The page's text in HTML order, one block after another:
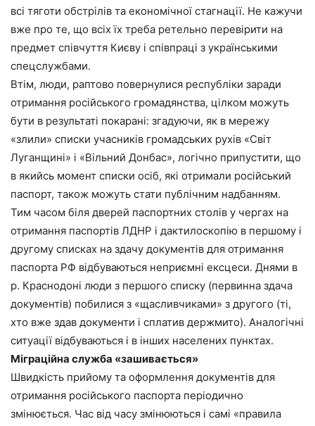
всі тяготи обстрілів та економічної стагнації. Не кажучи
вже про те, що всіх їх треба ретельно перевірити на
предмет співчуття Києву і співпраці з українськими
спецслужбами.
Втім, люди, раптово повернулися республіки заради
отримання російського громадянства, цілком можуть
бути в результаті покарані: згадуючи, як в мережу
«злили» списки учасників громадських рухів «Світ
Луганщині» і «Вільний Донбас», логічно припустити, що
в якийсь момент списки осіб, які отримали російський
паспорт, також можуть стати публічним надбанням.
Тим часом біля дверей паспортних столів у чергах на
отримання паспортів ЛДНР і дактилоскопію в першому і
другому списках на здачу документів для отримання
паспорта РФ відбуваються неприємні ексцеси. Днями в
р. Краснодоні люди з першого списку (первинна здача
документів) побилися з «щасливчиками» з другого (ті,
хто вже здав документи і сплатив держмито). Аналогічні
ситуації відбуваються і в інших населених пунктах.
Міграційна служба «зашивається»
Швидкість прийому та оформлення документів для
отримання російського паспорта періодично
змінюється. Час від часу змінюються і самі «правила